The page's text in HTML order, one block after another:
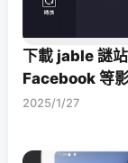
下載 jable 謎
Facebook 等
2025/1/27